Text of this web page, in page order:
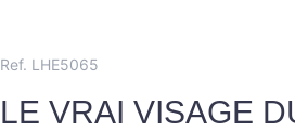
Ref. LHE5065
LE VRAI VISAGE